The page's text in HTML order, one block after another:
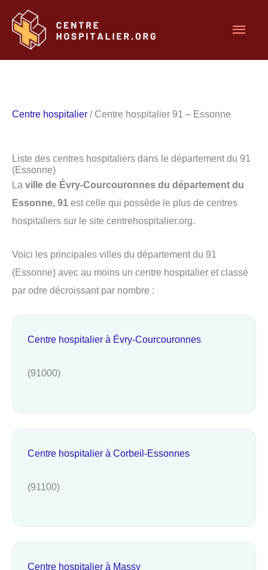
contenu
Centre hospitalier / Centre hospitalier 91 – Essonne
Liste des centres hospitaliers dans le département du 91
(Essonne)
La ville de Évry-Courcouronnes du département du
Essonne, 91 est celle qui possède le plus de centres
hospitaliers sur le site centrehospitalier.org.
Voici les principales villes du département du 91
(Essonne) avec au moins un centre hospitalier et classé
par odre décroissant par nombre :
Centre hospitalier à Évry-Courcouronnes
(91000)
Centre hospitalier à Corbeil-Essonnes
(91100)
Centre hospitalier à Massy